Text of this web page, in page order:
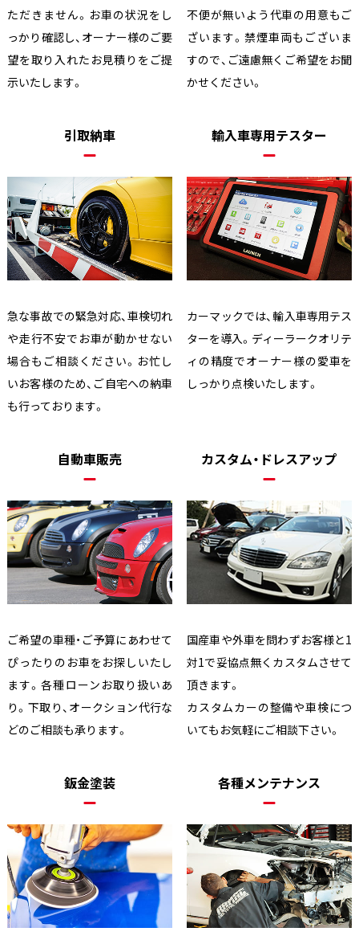
ただきません。お車の状況をし
っかり確認し、オーナー様のご要
望を取り入れたお見積りをご提
示いたします。
不便が無いよう代車の用意もご
ざいます。禁煙車両もございま
すので、ご遠慮無くご希望をお聞
かせください。
引取納車
急な事故での緊急対応、車検切れ
や走行不安でお車が動かせない
場合もご相談ください。お忙し
いお客様のため、ご自宅への納車
も行っております。
輸入車専用テスター
カーマックでは、輸入車専用テス
ターを導入。ディーラークオリテ
ィの精度でオーナー様の愛車を
しっかり点検いたします。
自動車販売
ご希望の車種・ご予算にあわせて
ぴったりのお車をお探しいたし
ます。各種ローンお取り扱いあ
り。下取り、オークション代行な
どのご相談も承ります。
カスタム・ドレスアップ
国産車や外車を問わずお客様と1
対1で妥協点無くカスタムさせて
頂きます。
カスタムカーの整備や車検につ
いてもお気軽にご相談下さい。
鈑金塗装 各種メンテナンス